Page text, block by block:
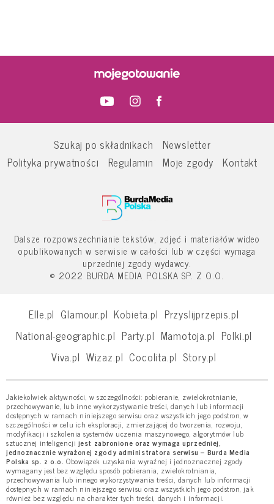
Szukaj po składnikach
Newsletter
Polityka prywatności
Regulamin Moje zgody Kontakt
Dalsze rozpowszechnianie tekstów, zdjęć i materiałów wideo
opublikowanych w serwisie w całości lub w części wymaga
uprzedniej zgody wydawcy.
© 2022 BURDA MEDIA POLSKA SP. Z O.O.
Elle.pl Glamour.pl Kobieta.pl Przyslijprzepis.pl
National-geographic.pl Party.pl Mamotoja.pl Polki.pl
Viva.pl Wizaz.pl Cocolita.pl Story.pl
Jakiekolwiek aktywności, w szczególności: pobieranie, zwielokrotnianie,
przechowywanie, lub inne wykorzystywanie treści, danych lub informacji
dostępnych w ramach niniejszego serwisu oraz wszystkich jego podstron, w
szczególności w celu ich eksploracji, zmierzającej do tworzenia, rozwoju,
modyfikacji i szkolenia systemów uczenia maszynowego, algorytmów lub
sztucznej inteligencji jest zabronione oraz wymaga uprzedniej,
jednoznacznie wyrażonej zgody administratora serwisu – Burda Media
Polska sp. z o.o. Obowiązek uzyskania wyraźnej i jednoznacznej zgody
wymagany jest bez względu sposób pobierania, zwielokrotniania,
przechowywania lub innego wykorzystywania treści, danych lub informacji
dostępnych w ramach niniejszego serwisu oraz wszystkich jego podstron, jak
również bez względu na charakter tych treści, danych i informacji.